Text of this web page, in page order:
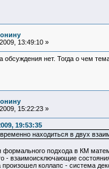
13:49:10 »
обсуждения нет. Тогда о чем
15:22:23 »
19:53:35
находиться в двух
подхода в КМ
- взаимоисключающие
коллапс - система